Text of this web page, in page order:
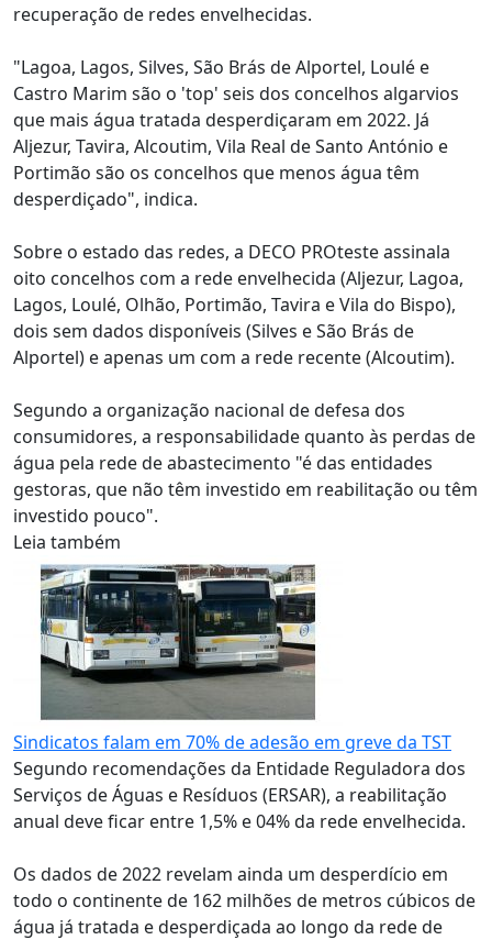
recuperação de redes envelhecidas.
"Lagoa, Lagos, Silves, São Brás de Alportel, Loulé e
Castro Marim são o 'top' seis dos concelhos algarvios
que mais água tratada desperdiçaram em 2022. Já
Aljezur, Tavira, Alcoutim, Vila Real de Santo António e
Portimão são os concelhos que menos água têm
desperdiçado", indica.
Sobre o estado das redes, a DECO PROteste assinala
oito concelhos com a rede envelhecida (Aljezur, Lagoa,
Lagos, Loulé, Olhão, Portimão, Tavira e Vila do Bispo),
dois sem dados disponíveis (Silves e São Brás de
Alportel) e apenas um com a rede recente (Alcoutim).
Segundo a organização nacional de defesa dos
consumidores, a responsabilidade quanto às perdas de
água pela rede de abastecimento "é das entidades
gestoras, que não têm investido em reabilitação ou têm
investido pouco".
Leia também
Sindicatos falam em 70% de adesão em greve da TST
Segundo recomendações da Entidade Reguladora dos
Serviços de Águas e Resíduos (ERSAR), a reabilitação
anual deve ficar entre 1,5% e 04% da rede envelhecida.
Os dados de 2022 revelam ainda um desperdício em
todo o continente de 162 milhões de metros cúbicos de
água já tratada e desperdiçada ao longo da rede de